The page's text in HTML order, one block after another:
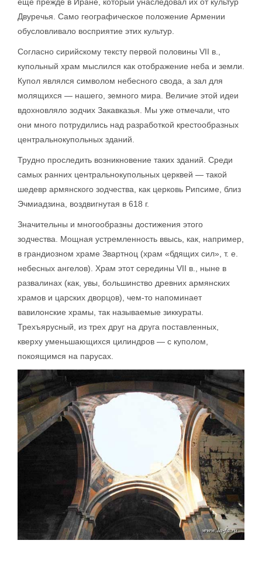
Двуречья. Само географическое положение Армении
обусловливало восприятие этих культур.
Согласно сирийскому тексту первой половины VII в.,
купольный храм мыслился как отображение неба и земли.
Купол являлся символом небесного свода, а зал для
молящихся — нашего, земного мира. Величие этой идеи
вдохновляло зодчих Закавказья. Мы уже отмечали, что
они много потрудились над разработкой крестообразных
центральнокупольных зданий.
Трудно проследить возникновение таких зданий. Среди
самых ранних центральнокупольных церквей — такой
шедевр армянского зодчества, как церковь Рипсиме, близ
Эчмиадзина, воздвигнутая в 618 г.
Значительны и многообразны достижения этого
зодчества. Мощная устремленность ввысь, как, например,
в грандиозном храме Звартноц (храм «бдящих сил», т. е.
небесных ангелов). Храм этот середины VII в., ныне в
развалинах (как, увы, большинство древних армянских
храмов и царских дворцов), чем-то напоминает
вавилонские храмы, так называемые зиккураты.
Трехъярусный, из трех друг на друга поставленных,
кверху уменьшающихся цилиндров — с куполом,
покоящимся на парусах.